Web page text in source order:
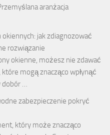
aranżacja
okiennych: jak zdiagnozować
rozwiązanie
okienne, możesz nie zdawać
które mogą znacząco wpłynąć
dobór …
zabezpieczenie pokryć
który może znacząco